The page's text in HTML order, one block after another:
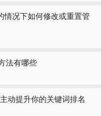
情况下如何修改或重置管
法有哪些
动提升你的关键词排名